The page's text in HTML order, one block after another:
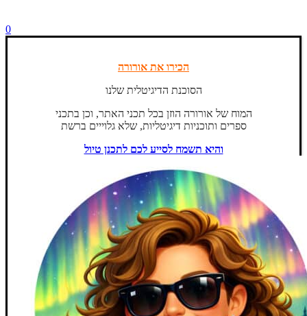
0
הכירו את אורורה
הסוכנת הדיגיטלית שלנו
המוח של אורורה הוזן בכל תכני האתר, וכן בתכני
ספרים ותוכניות דיגיטליות, שלא גלוייים ברשת
והיא תשמח לסייע לכם לתכנן טיול